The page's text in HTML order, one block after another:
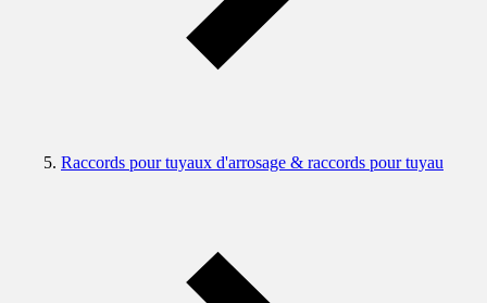
Raccords pour tuyaux d'arrosage & raccords pour tuyau